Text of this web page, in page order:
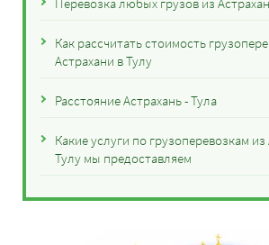
Как рассчитать стоимость
Астрахани в Тулу
Расстояние Астрахань - Тула
Какие услуги по грузоперевозкам из
Тулу мы предоставляем